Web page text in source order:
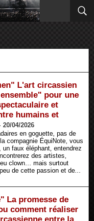
L'art circassien
pour une
et
humains et
20/04/2026
en goguette, pas de
compagnie ÉquiNote, vous
faux éléphant, entendrez
des artistes,
clown… mais surtout
de cette passion et de...
La promesse de
comment réaliser